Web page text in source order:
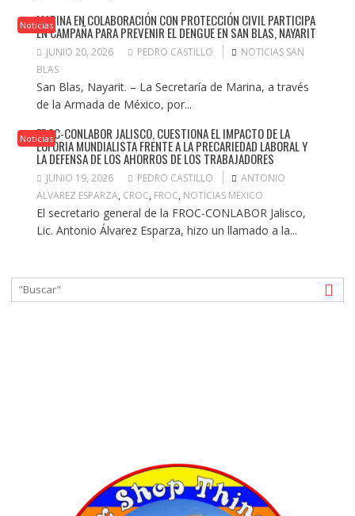
NoticiasMARINA EN COLABORACIÓN CON PROTECCIÓN CIVIL PARTICIPA
EN CAMPAÑA PARA PREVENIR EL DENGUE EN SAN BLAS, NAYARIT
JUNIO 20, 2026 PEDRO CASTILLO
NOTICIAS SAN
BLAS
San Blas, Nayarit. – La Secretaría de Marina, a través
de la Armada de México, por...
NoticiasFROC-CONLABOR JALISCO, CUESTIONA EL IMPACTO DE LA
EUFORIA MUNDIALISTA FRENTE A LA PRECARIEDAD LABORAL Y
LA DEFENSA DE LOS AHORROS DE LOS TRABAJADORES
JUNIO 19, 2026 PEDRO CASTILLO
ANTONIO
ALVAREZ ESPARZA, CROC, FROC, NOTICIAS MEXICO
El secretario general de la FROC-CONLABOR Jalisco,
Lic. Antonio Álvarez Esparza, hizo un llamado a la...